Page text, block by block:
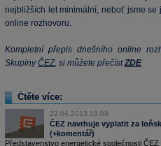
nejbližších let minimální, neboť jsme se
online rozhovoru.
Kompletní přepis dnešního online
SkupinyČEZ, si můžete přečístZDE
Čtěte více:
22.04.2013 18:09
ČEZ navrhuje vyplatit za
(+komentář)
Představenstvo energetické společnosti